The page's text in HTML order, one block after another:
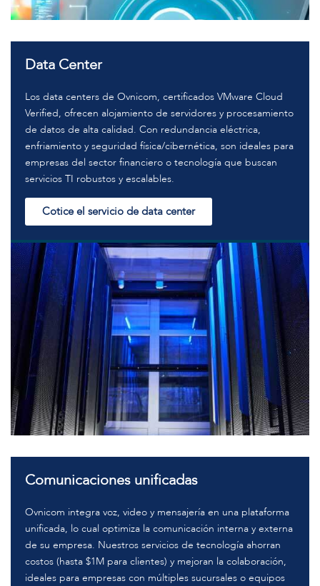
Data Center
Los data centers de Ovnicom, certificados VMware Cloud
Verified, ofrecen alojamiento de servidores y procesamiento
de datos de alta calidad. Con redundancia eléctrica,
enfriamiento y seguridad física/cibernética, son ideales para
empresas del sector financiero o tecnología que buscan
servicios TI robustos y escalables.
Cotice el servicio de data center
Comunicaciones unificadas
Ovnicom integra voz, video y mensajería en una plataforma
unificada, lo cual optimiza la comunicación interna y externa
de su empresa. Nuestros servicios de tecnología ahorran
costos (hasta $1M para clientes) y mejoran la colaboración,
ideales para empresas con múltiples sucursales o equipos